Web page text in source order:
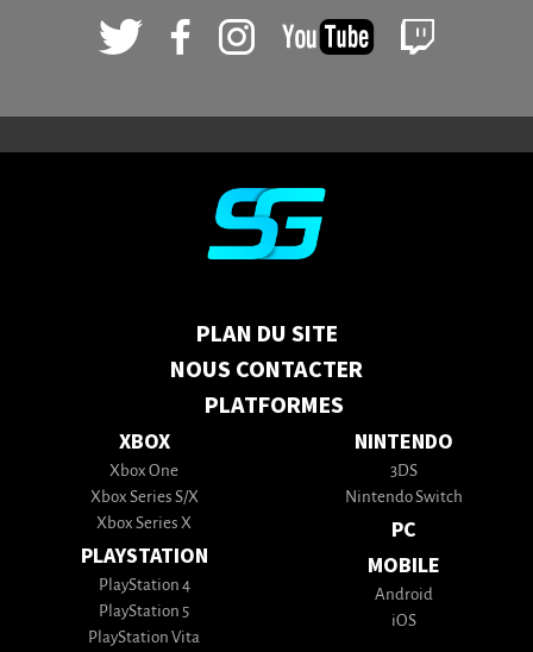
PLAN DU SITE
NOUS CONTACTER
PLATFORMES
XBOX
Xbox One
Xbox Series S/X
Xbox Series X
PLAYSTATION
PlayStation 4
PlayStation 5
PlayStation Vita
NINTENDO
3DS
Nintendo Switch
PC
MOBILE
Android
iOS